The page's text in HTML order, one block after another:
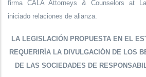
firma CALA Attorneys & Counselors at
iniciado relaciones de alianza.
LA LEGISLACIÓN PROPUESTA EN EL
REQUERIRÍA LA DIVULGACIÓN DE LOS
DE LAS SOCIEDADES DE